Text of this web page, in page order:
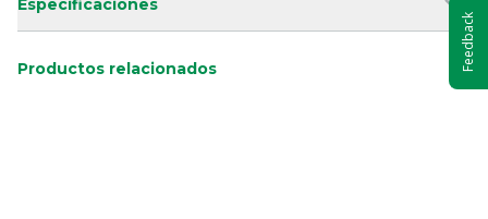
Especificaciones
Productos relacionados Feedback